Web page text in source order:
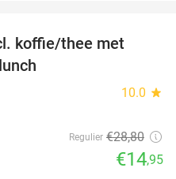
koffie/thee met
10.0 star
Regulier €28,80
€14,95